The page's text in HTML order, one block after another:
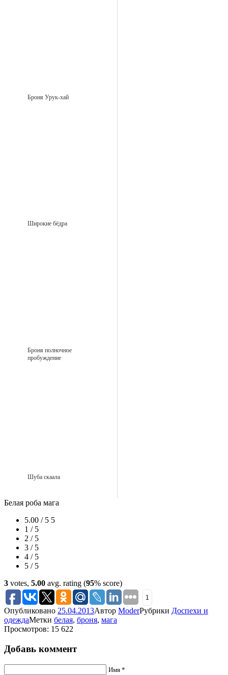
Броня Урук-хай
Широкие бёдра
Броня полночное
пробуждение
Шуба скаала
Белая роба мага
5.00 / 5 5
1 / 5
2 / 5
3 / 5
4 / 5
5 / 5
3 votes, 5.00 avg. rating (95% score)
1
Опубликовано 25.04.2013Автор ModerРубрики Доспехи и
одеждаМетки белая, броня, мага
Просмотров: 15 622
Добавь коммент
Имя *